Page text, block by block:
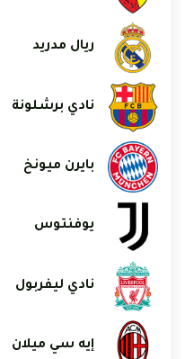
ريال مدريد
نادي برشلونة
بايرن ميونخ
يوفنتوس
نادي ليفربول
إيه سي ميلان